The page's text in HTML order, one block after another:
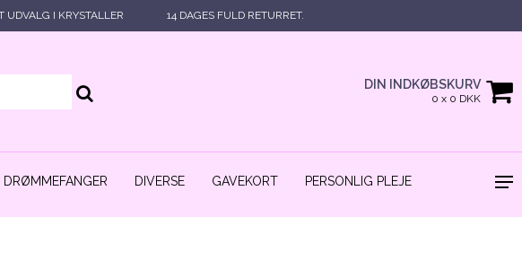
UDVALG I KRYSTALLER 14 DAGES FULD RETURRET.
DIN INDKØBSKURV
0 x 0 DKK
DRØMMEFANGER DIVERSE GAVEKORT PERSONLIG PLEJE